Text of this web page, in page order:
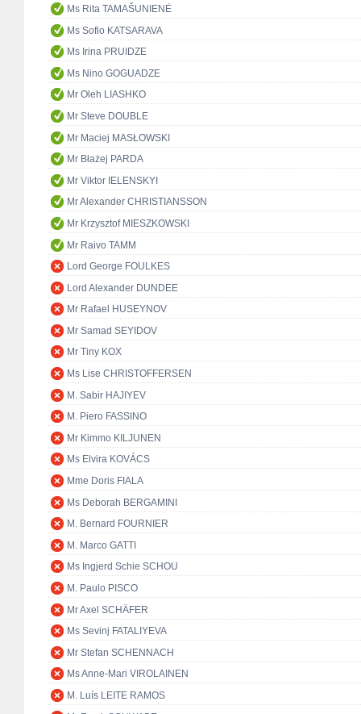
Ms Rita TAMAŠUNIENĖ
Ms Sofio KATSARAVA
Ms Irina PRUIDZE
Ms Nino GOGUADZE
Mr Oleh LIASHKO
Mr Steve DOUBLE
Mr Maciej MASŁOWSKI
Mr Błażej PARDA
Mr Viktor IELENSKYI
Mr Alexander CHRISTIANSSON
Mr Krzysztof MIESZKOWSKI
Mr Raivo TAMM
Lord George FOULKES
Lord Alexander DUNDEE
Mr Rafael HUSEYNOV
Mr Samad SEYIDOV
Mr Tiny KOX
Ms Lise CHRISTOFFERSEN
M. Sabir HAJIYEV
M. Piero FASSINO
Mr Kimmo KILJUNEN
Ms Elvira KOVÁCS
Mme Doris FIALA
Ms Deborah BERGAMINI
M. Bernard FOURNIER
M. Marco GATTI
Ms Ingjerd Schie SCHOU
M. Paulo PISCO
Mr Axel SCHÄFER
Ms Sevinj FATALIYEVA
Mr Stefan SCHENNACH
Ms Anne-Mari VIROLAINEN
M. Luís LEITE RAMOS